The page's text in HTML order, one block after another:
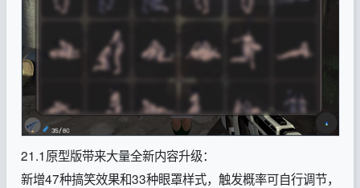
21.1原型版带来大量全新内容升级：
新增47种搞笑效果和33种眼罩样式，触发概率可自行调节，